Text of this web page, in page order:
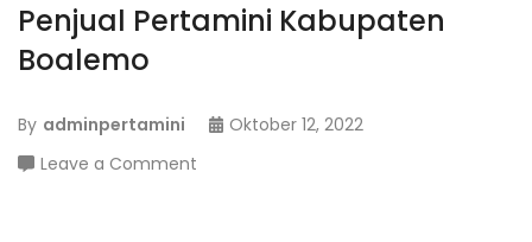
Penjual Pertamini Kabupaten
Boalemo
By adminpertamini
Oktober 12, 2022
Leave a Comment